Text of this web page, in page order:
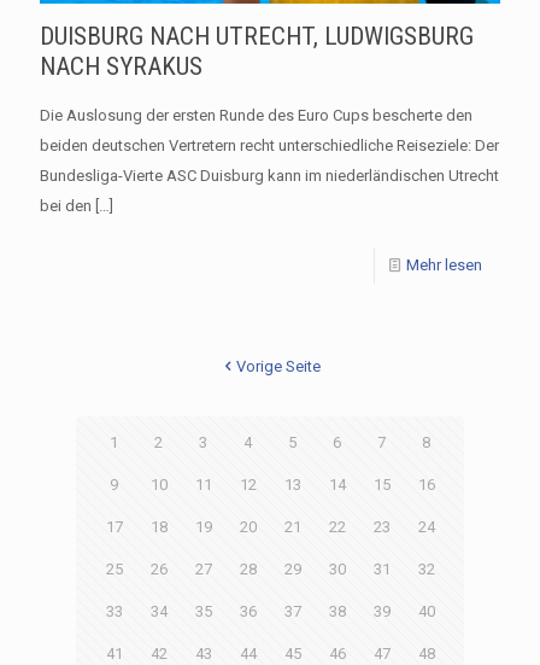
DUISBURG NACH UTRECHT, LUDWIGSBURG
NACH SYRAKUS
Die Auslosung der ersten Runde des Euro Cups bescherte den
beiden deutschen Vertretern recht unterschiedliche Reiseziele: Der
Bundesliga-Vierte ASC Duisburg kann im niederländischen Utrecht
bei den […]
Mehr lesen
Vorige Seite
1 2 3 4 5 6 7 8
9 10 11 12 13 14 15 16
17 18 19 20 21 22 23 24
25 26 27 28 29 30 31 32
33 34 35 36 37 38 39 40
41 42 43 44 45 46 47 48